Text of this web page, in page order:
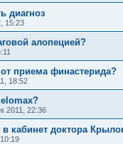
диагноз
15:23
алопецией?
приема финастерида?
18:52
2011, 22:36
кабинет доктора